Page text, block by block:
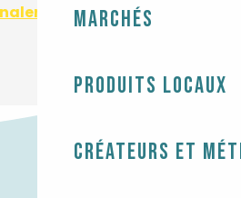
Marchés
Produits locaux
Créateurs et
une erreur